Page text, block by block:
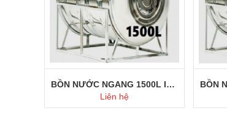
BỒN NƯỚC NGANG 1500L INOX TOÀN THÀNH
Liên hệ